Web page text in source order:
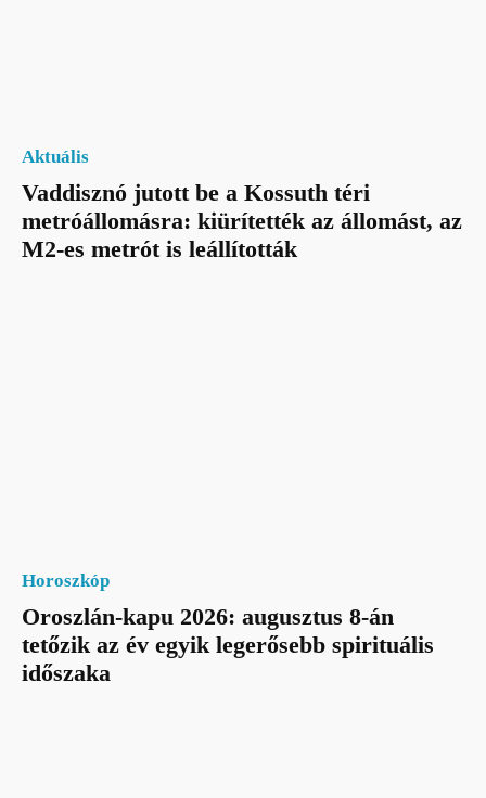
Aktuális
Vaddisznó jutott be a Kossuth téri
metróállomásra: kiürítették az állomást, az
M2-es metrót is leállították
Horoszkóp
Oroszlán-kapu 2026: augusztus 8-án
tetőzik az év egyik legerősebb spirituális
időszaka